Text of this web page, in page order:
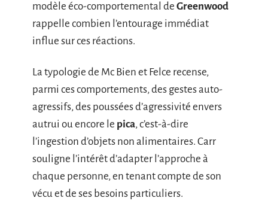
modèle éco-comportemental de Greenwood
rappelle combien l’entourage immédiat
influe sur ces réactions.
La typologie de Mc Bien et Felce recense,
parmi ces comportements, des gestes auto-
agressifs, des poussées d’agressivité envers
autrui ou encore le pica, c’est-à-dire
l’ingestion d’objets non alimentaires. Carr
souligne l’intérêt d’adapter l’approche à
chaque personne, en tenant compte de son
vécu et de ses besoins particuliers.